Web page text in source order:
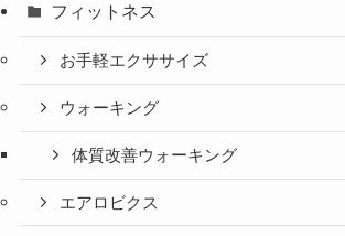
フィットネス
お手軽エクササイズ
ウォーキング
体質改善ウォーキング
エアロビクス